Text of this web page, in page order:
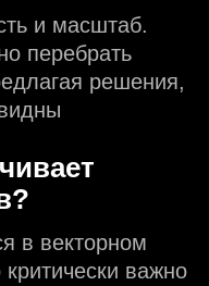
и масштаб.
перебрать
решения,
в векторном
важно